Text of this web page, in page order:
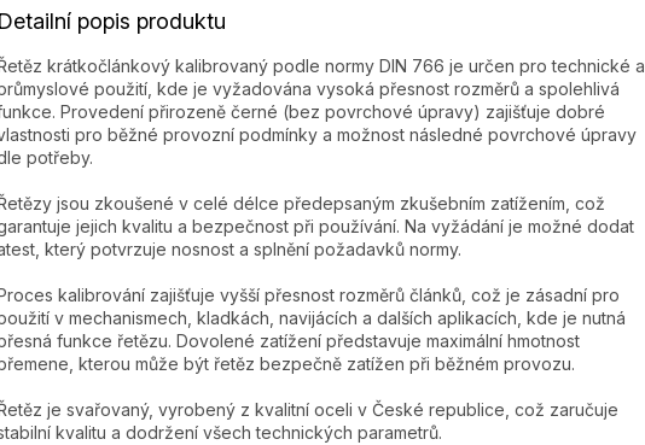
Detailní popis produktu
krátkočlánkový kalibrovaný podle normy DIN 766 je určen pro technické a
použití, kde je vyžadována vysoká přesnost rozměrů a spolehlivá
Provedení přirozeně černé (bez povrchové úpravy) zajišťuje dobré
pro běžné provozní podmínky a možnost následné povrchové úpravy
potřeby.
jsou zkoušené v celé délce předepsaným zkušebním zatížením, což
jejich kvalitu a bezpečnost při používání. Na vyžádání je možné dodat
který potvrzuje nosnost a splnění požadavků normy.
kalibrování zajišťuje vyšší přesnost rozměrů článků, což je zásadní pro
v mechanismech, kladkách, navijácích a dalších aplikacích, kde je nutná
funkce řetězu. Dovolené zatížení představuje maximální hmotnost
kterou může být řetěz bezpečně zatížen při běžném provozu.
je svařovaný, vyrobený z kvalitní oceli v České republice, což zaručuje
kvalitu a dodržení všech technických parametrů.